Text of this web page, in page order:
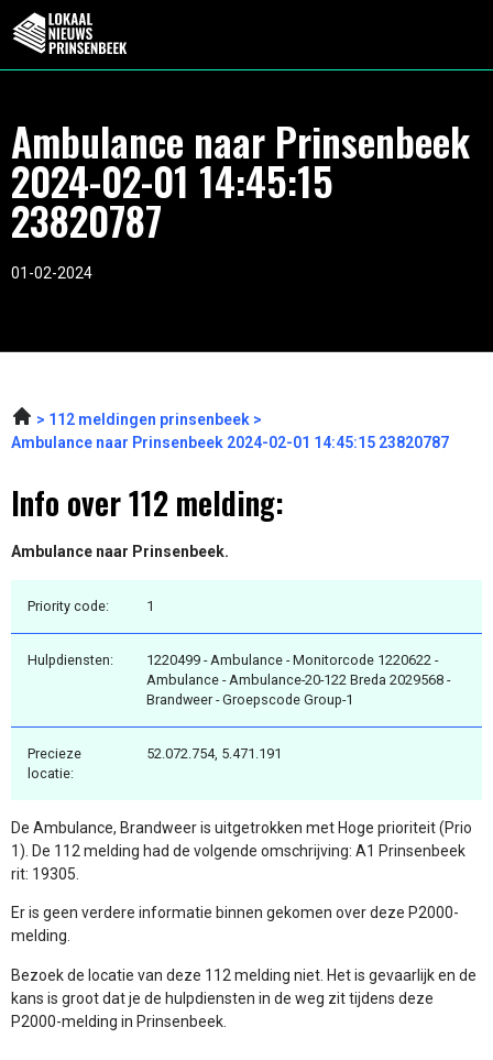
Ambulance naar Prinsenbeek
2024-02-01 14:45:15
23820787
01-02-2024
112 meldingen prinsenbeek
Ambulance naar Prinsenbeek 2024-02-01 14:45:15 23820787
Info over 112 melding:
Ambulance naar Prinsenbeek.
Priority code: 1
Hulpdiensten:
1220499 - Ambulance - Monitorcode 1220622 -
Ambulance - Ambulance-20-122 Breda 2029568 -
Brandweer - Groepscode Group-1
Precieze
locatie:
52.072.754, 5.471.191
De Ambulance, Brandweer is uitgetrokken met Hoge prioriteit (Prio
1). De 112 melding had de volgende omschrijving: A1 Prinsenbeek
rit: 19305.
Er is geen verdere informatie binnen gekomen over deze P2000-
melding.
Bezoek de locatie van deze 112 melding niet. Het is gevaarlijk en de
kans is groot dat je de hulpdiensten in de weg zit tijdens deze
P2000-melding in Prinsenbeek.